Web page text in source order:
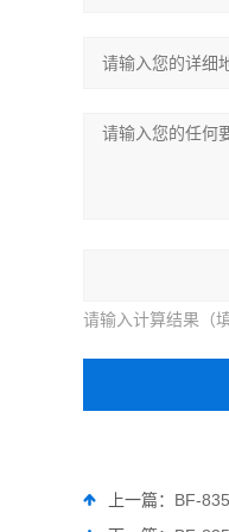
请输入计算结果（
上一篇： BF-